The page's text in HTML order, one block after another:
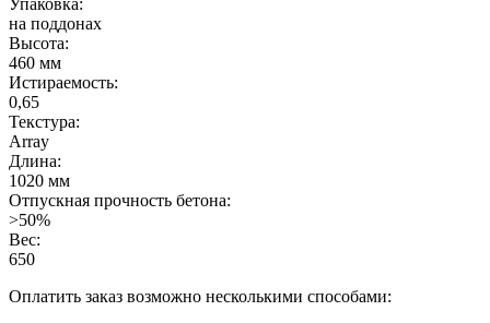
Упаковка:
на поддонах
Высота:
460 мм
Истираемость:
0,65
Текстура:
Array
Длина:
1020 мм
Отпускная прочность бетона:
>50%
Вес:
650
Оплатить заказ возможно несколькими способами: